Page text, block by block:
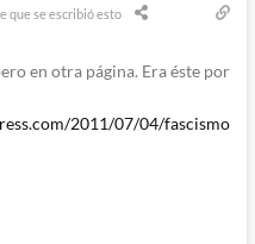
que se escribió esto
en otra página. Era éste por
2011/07/04/fascismo